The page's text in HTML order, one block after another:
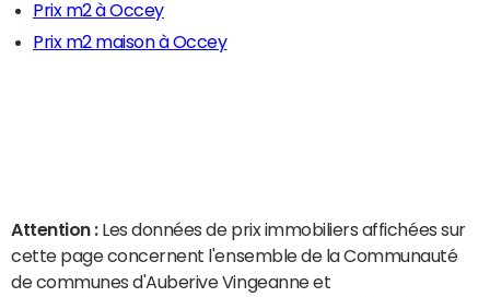
Prix m2 à Occey
Prix m2 maison à Occey
Attention : Les données de prix immobiliers affichées sur
cette page concernent l'ensemble de la Communauté
de communes d'Auberive Vingeanne et